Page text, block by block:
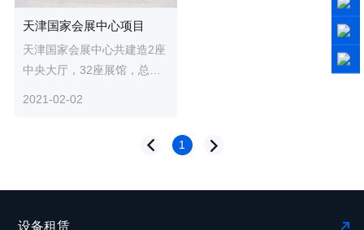
天津国家会展中心项目
天津国家会展中心共建造2座
中央大厅，32座展馆，总建
2021-02-02
1
设备租赁